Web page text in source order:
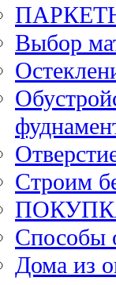
Выбор
Строим
Способы
Дома из